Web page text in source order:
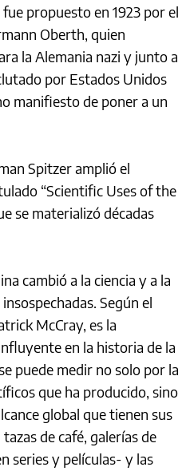
propuesto en 1923 por el
Oberth, quien
la Alemania nazi y junto a
por Estados Unidos
manifiesto de poner a un
Spitzer amplió el
“Scientific Uses of the
se materializó décadas
cambió a la ciencia y a la
Según el
McCray, es la
en la historia de la
puede medir no solo por la
que ha producido, sino
global que tienen sus
de café, galerías de
series y películas- y las